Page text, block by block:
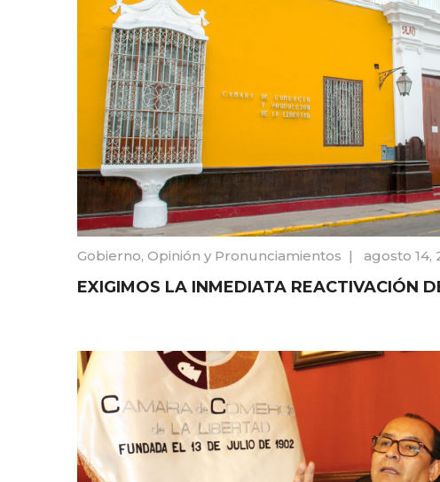
Gobierno, Opinión y Pronunciamientos | agosto 14,
EXIGIMOS LA INMEDIATA REACTIVACIÓN